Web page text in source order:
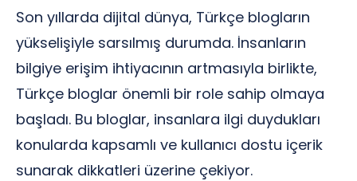
Son yıllarda dijital dünya, Türkçe blogların
yükselişiyle sarsılmış durumda. İnsanların
bilgiye erişim ihtiyacının artmasıyla birlikte,
Türkçe bloglar önemli bir role sahip olmaya
başladı. Bu bloglar, insanlara ilgi duydukları
konularda kapsamlı ve kullanıcı dostu içerik
sunarak dikkatleri üzerine çekiyor.